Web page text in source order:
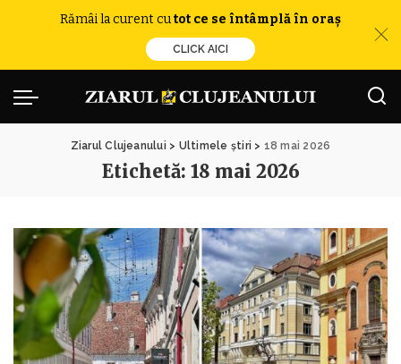
Rămâi la curent cutot ce se întâmplă în oraș
CLICK AICI
Ziarul Clujeanului > Ultimele știri > 18 mai 2026
Etichetă: 18 mai 2026